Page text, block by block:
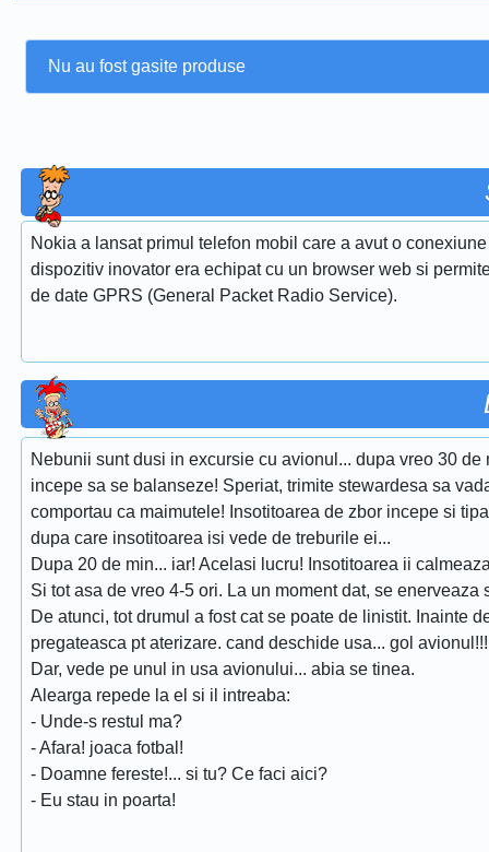
Nu au fost gasite produse
Nokia a lansat primul telefon mobil care a avut o
dispozitiv inovator era echipat cu un browser web si
de date GPRS (General Packet Radio Service).
Nebunii sunt dusi in excursie cu avionul... dupa vreo 30
incepe sa se balanseze! Speriat, trimite stewardesa sa
comportau ca maimutele! Insotitoarea de zbor incepe si
dupa care insotitoarea isi vede de treburile ei...
Dupa 20 de min... iar! Acelasi lucru! Insotitoarea ii
Si tot asa de vreo 4-5 ori. La un moment dat, se
De atunci, tot drumul a fost cat se poate de linistit. Inainte
pregateasca pt aterizare. cand deschide usa... gol
Dar, vede pe unul in usa avionului... abia se tinea.
Alearga repede la el si il intreaba:
- Unde-s restul ma?
- Afara! joaca fotbal!
- Doamne fereste!... si tu? Ce faci aici?
- Eu stau in poarta!